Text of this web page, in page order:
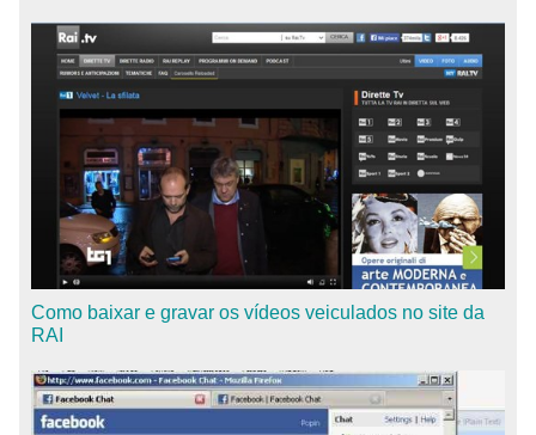
Como baixar e gravar os vídeos veiculados no site da
RAI